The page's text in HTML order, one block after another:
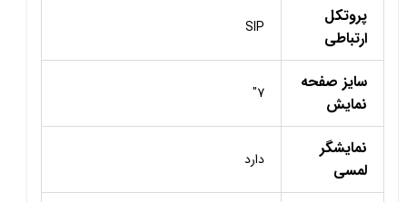
پروتکل
ارتباطی
SIP
سایز صفحه
نمایش
7"
نمایشگر
لمسی
دارد